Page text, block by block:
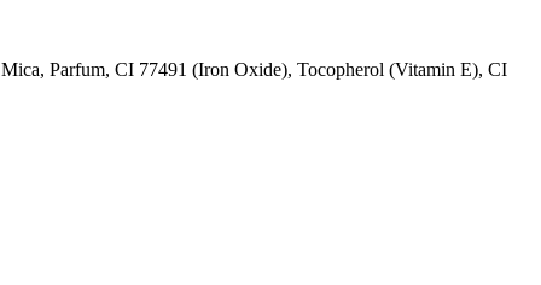
Parfum, CI 77491 (Iron Oxide), Tocopherol (Vitamin E), CI